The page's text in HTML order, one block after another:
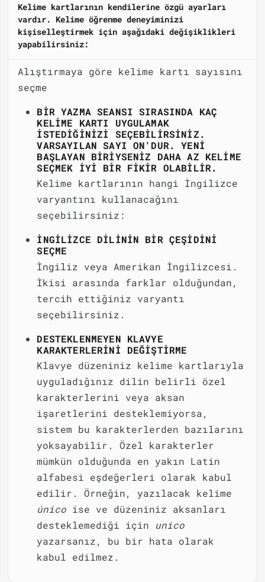
Kelime kartlarının kendilerine özgü ayarları
vardır. Kelime öğrenme deneyiminizi
kişiselleştirmek için aşağıdaki değişiklikleri
yapabilirsiniz:
Alıştırmaya göre kelime kartı sayısını
seçme
BIR YAZMA SEANSI SIRASINDA KAÇ
KELIME KARTI UYGULAMAK
ISTEDIĞINIZI SEÇEBILIRSINIZ.
VARSAYILAN SAYI ON'DUR. YENI
BAŞLAYAN BIRIYSENIZ DAHA AZ KELIME
SEÇMEK IYI BIR FIKIR OLABILIR.
Kelime kartlarının hangi İngilizce
varyantını kullanacağını
seçebilirsiniz:
İNGILIZCE DILININ BIR ÇEŞIDINI
SEÇME
İngiliz veya Amerikan İngilizcesi.
İkisi arasında farklar olduğundan,
tercih ettiğiniz varyantı
seçebilirsiniz.
DESTEKLENMEYEN KLAVYE
KARAKTERLERINI DEĞIŞTIRME
Klavye düzeniniz kelime kartlarıyla
uyguladığınız dilin belirli özel
karakterlerini veya aksan
işaretlerini desteklemiyorsa,
sistem bu karakterlerden bazılarını
yoksayabilir. Özel karakterler
mümkün olduğunda en yakın Latin
alfabesi eşdeğerleri olarak kabul
edilir. Örneğin, yazılacak kelime
único ise ve düzeniniz aksanları
desteklemediği için unico
yazarsanız, bu bir hata olarak
kabul edilmez.